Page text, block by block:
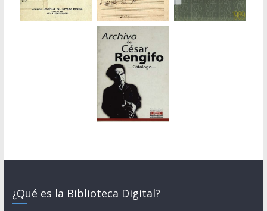
¿Qué es la Biblioteca Digital?